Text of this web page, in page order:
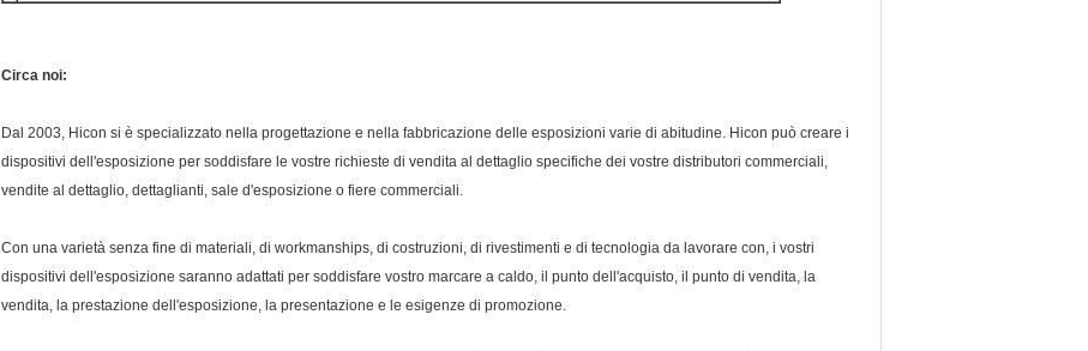
Circa noi:
Dal 2003, Hicon si è specializzato nella progettazione e nella fabbricazione delle esposizioni varie di abitudine. Hicon può creare i
dispositivi dell'esposizione per soddisfare le vostre richieste di vendita al dettaglio specifiche dei vostre distributori commerciali,
vendite al dettaglio, dettaglianti, sale d'esposizione o fiere commerciali.
Con una varietà senza fine di materiali, di workmanships, di costruzioni, di rivestimenti e di tecnologia da lavorare con, i vostri
dispositivi dell'esposizione saranno adattati per soddisfare vostro marcare a caldo, il punto dell'acquisto, il punto di vendita, la
vendita, la prestazione dell'esposizione, la presentazione e le esigenze di promozione.